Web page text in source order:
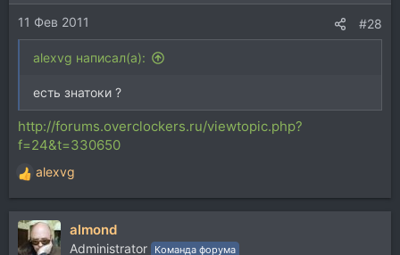
11 Фев 2011 #28
alexvg написал(а):
есть знатоки ?
http://forums.overclockers.ru/viewtopic.php?
f=24&t=330650
Р
е
а
к
ц
alexvg
almond
Administrator Команда форума